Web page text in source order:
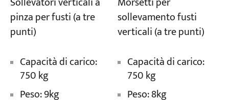
Progetti
Blog
Chi siamo
Contattaci
pinza per fusti (a tre
punti)
Capacità di carico:
750 kg
Peso: 9kg
sollevamento fusti
verticali (a tre punti)
Capacità di carico:
750 kg
Peso: 8kg